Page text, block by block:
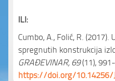
ILI:
Cumbo, A., Folić, R.
spregnutih konstrukcija
GRAĐEVINAR, 69(11),
https://doi.org/10.14256/